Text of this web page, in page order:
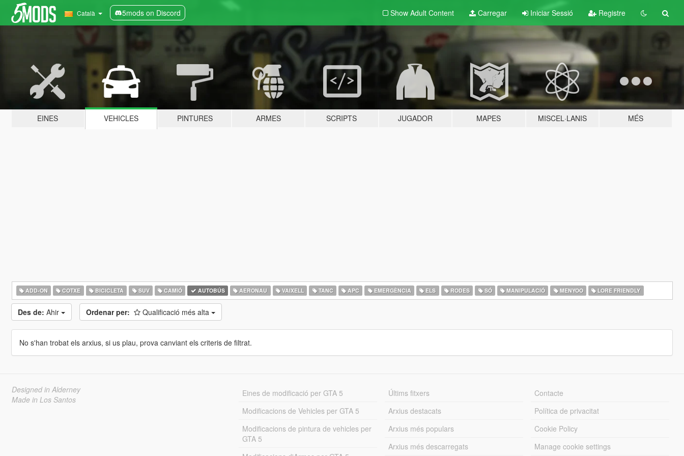
Català 5mods on Discord Show Adult Content Carregar Iniciar Sessió Registre
EINES VEHICLES PINTURES ARMES SCRIPTS JUGADOR MAPES MISCEL·LANIS MÉS
ADD-ON COTXE BICICLETA SUV CAMIÓ AUTOBÚS AERONAU VAIXELL TANC APC EMERGÈNCIA ELS RODES SÓ MANIPULACIÓ MENYOO LORE FRIENDLY
Des de: Ahir Ordenar per: Qualificació més alta
No s'han trobat els arxius, si us plau, prova canviant els criteris de filtrat.
Designed in Alderney
Made in Los Santos
Eines de modificació per GTA 5
Modificacions de Vehicles per GTA 5
Modificacions de pintura de vehicles per
GTA 5
Últims fitxers
Arxius destacats
Arxius més populars
Arxius més descarregats
Contacte
Política de privacitat
Cookie Policy
Manage cookie settings